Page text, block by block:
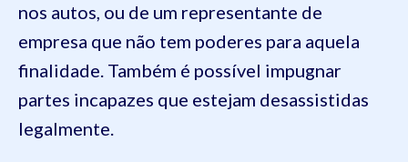
nos autos, ou de um representante de
empresa que não tem poderes para aquela
finalidade. Também é possível impugnar
partes incapazes que estejam desassistidas
legalmente.